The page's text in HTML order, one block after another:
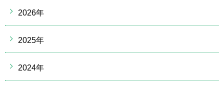
2026年
2025年
2024年